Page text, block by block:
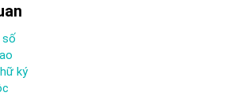
số
ký